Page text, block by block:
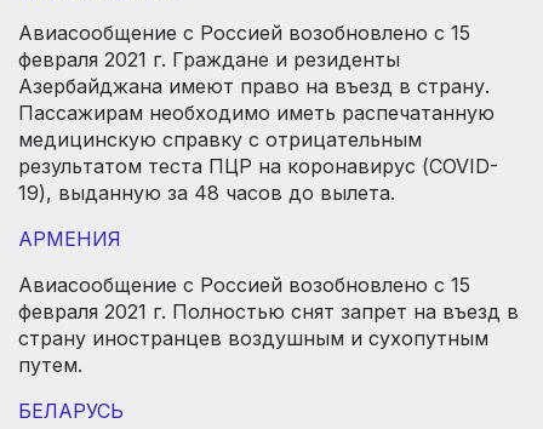
Авиасообщение с Россией возобновлено с 15
февраля 2021 г. Граждане и резиденты
Азербайджана имеют право на въезд в страну.
Пассажирам необходимо иметь распечатанную
медицинскую справку с отрицательным
результатом теста ПЦР на коронавирус (COVID-
19), выданную за 48 часов до вылета.
АРМЕНИЯ
Авиасообщение с Россией возобновлено с 15
февраля 2021 г. Полностью снят запрет на въезд в
страну иностранцев воздушным и сухопутным
путем.
БЕЛАРУСЬ